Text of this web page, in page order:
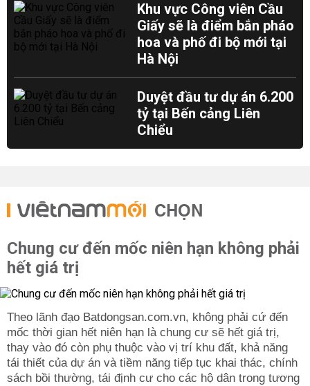
Khu vực Công viên Cầu
Giấy sẽ là điểm bắn pháo
hoa và phố đi bộ mới tại
Hà Nội
Duyệt đầu tư dự án 6.200
tỷ tại Bến cảng Liên
Chiểu
CHỌN
Chung cư đến mốc niên hạn không phải
hết giá trị
Theo lãnh đạo Batdongsan.com.vn, không phải cứ đến
mốc thời gian hết niên hạn là chung cư sẽ hết giá trị,
thay vào đó còn phụ thuộc vào vị trí khu đất, khả năng
tái thiết của dự án và tiềm năng tiếp tục khai thác, chính
sách bồi thường, tái định cư cho các hộ dân trong tương